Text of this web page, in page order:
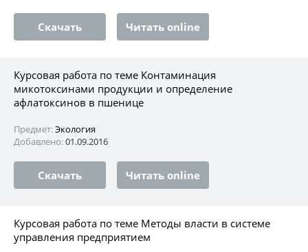
Скачать Читать online
Курсовая работа по теме Контаминация
микотоксинами продукции и определение
афлатоксинов в пшенице
Предмет:Экология
Добавлено:01.09.2016
Скачать Читать online
Курсовая работа по теме Методы власти в системе
управления предприятием